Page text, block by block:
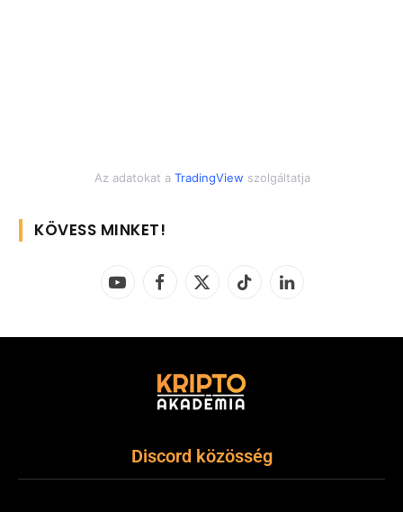
Az adatokat a TradingView szolgáltatja
KÖVESS MINKET!
YouTubeFacebook
X
TikTok LinkedIn
Discord közösség